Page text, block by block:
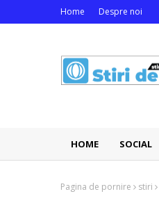
Home Despre noi
HOME SOCIAL
Pagina de pornire stiri